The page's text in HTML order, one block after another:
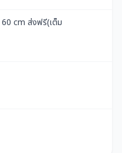
60 cm ส่งฟรี(เต็ม